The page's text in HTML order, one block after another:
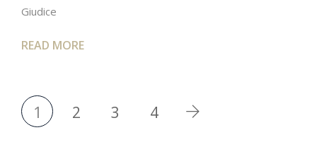
Giudice
READ MORE
1 2 3 4